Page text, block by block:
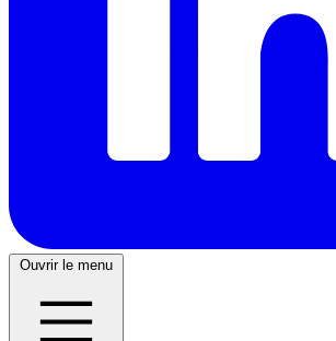
Ouvrir le menu